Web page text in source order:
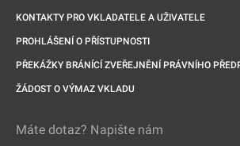
KONTAKTY PRO VKLADATELE A UŽIVATELE
PROHLÁŠENÍ O PŘÍSTUPNOSTI
PŘEKÁŽKY BRÁNÍCÍ ZVEŘEJNĚNÍ PRÁVNÍHO
ŽÁDOST O VÝMAZ VKLADU
Máte dotaz? Napište nám